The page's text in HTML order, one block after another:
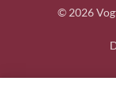
© 2026